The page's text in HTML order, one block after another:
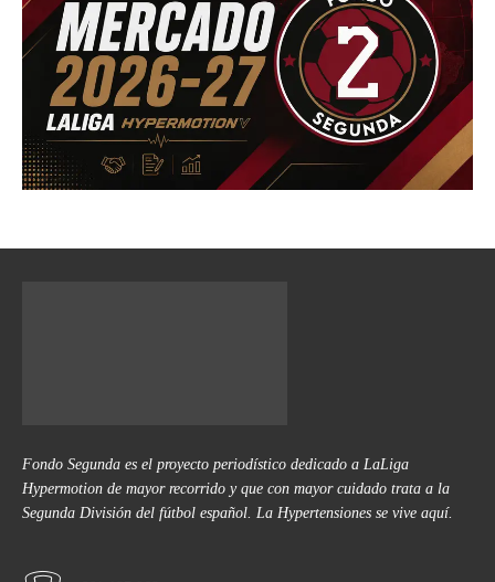
Fondo Segunda es el proyecto periodístico dedicado a LaLiga
Hypermotion de mayor recorrido y que con mayor cuidado trata a la
Segunda División del fútbol español. La Hypertensiones se vive aquí.